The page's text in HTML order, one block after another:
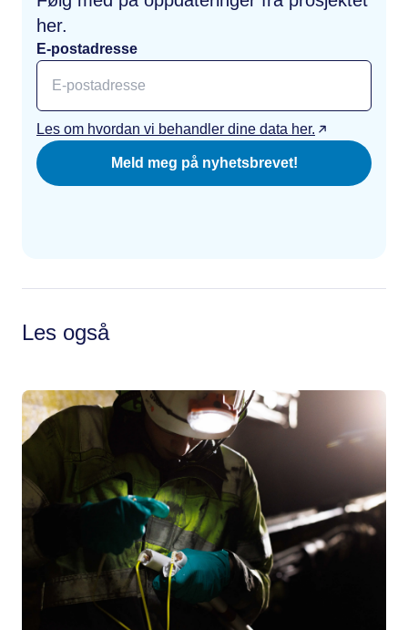
her.
E-postadresse
Les om hvordan vi behandler dine data her.
Meld meg på nyhetsbrevet!
Les også